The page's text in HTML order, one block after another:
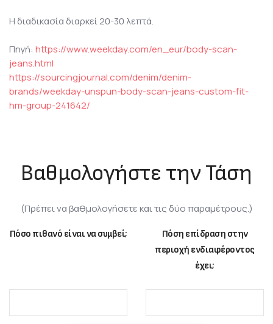
Η διαδικασία διαρκεί 20-30 λεπτά.
Πηγή: https://www.weekday.com/en_eur/body-scan-
jeans.html
https://sourcingjournal.com/denim/denim-
brands/weekday-unspun-body-scan-jeans-custom-fit-
hm-group-241642/
Βαθμολογήστε την Τάση
(Πρέπει να βαθμολογήσετε και τις δύο παραμέτρους.)
Πόσο πιθανό είναι να συμβεί;
Πόση επίδραση στην
περιοχή ενδιαφέροντος
έχει;